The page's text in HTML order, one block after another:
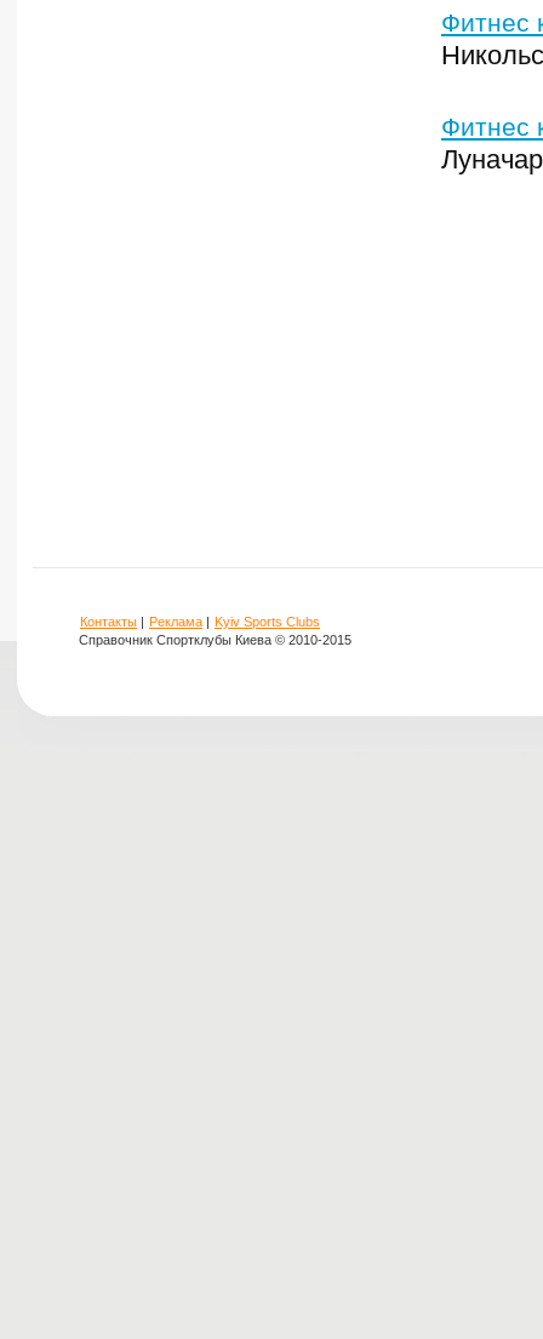
Фитнес
Фитнес
Контакты | Реклама | Kyiv Sports Clubs
Справочник Спортклубы Киева © 2010-2015